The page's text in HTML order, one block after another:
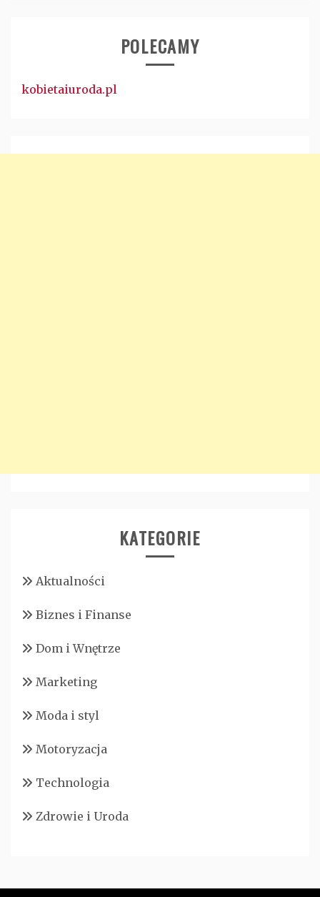
POLECAMY
kobietaiuroda.pl
KATEGORIE
Aktualności
Biznes i Finanse
Dom i Wnętrze
Marketing
Moda i styl
Motoryzacja
Technologia
Zdrowie i Uroda